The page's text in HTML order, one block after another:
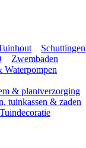
Schuttingen
Zwembaden
Waterpompen
& plantverzorging
tuinkassen & zaden
Tuindecoratie